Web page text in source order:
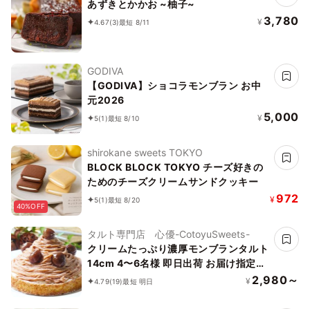
あずきとかかお ~柚子~
4.67(3)最短 8/11 ¥ 3,780
GODIVA
【GODIVA】ショコラモンブラン お中
元2026
5(1)最短 8/10 ¥ 5,000
40%OFF
shirokane sweets TOKYO
BLOCK BLOCK TOKYO チーズ好きの
ためのチーズクリームサンドクッキー
5(1)最短 8/20 ¥972
タルト専門店 心優-CotoyuSweets-
クリームたっぷり濃厚モンブランタルト
14cm 4〜6名様 即日出荷 お届け指定可
早割 お取り寄せ 誕生日ケーキ お中元
4.79(19)最短 明日 ¥ 2,980～